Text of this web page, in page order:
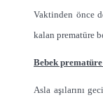
Vaktinden önce
kalan prematüre
Bebek
Asla aşılarını